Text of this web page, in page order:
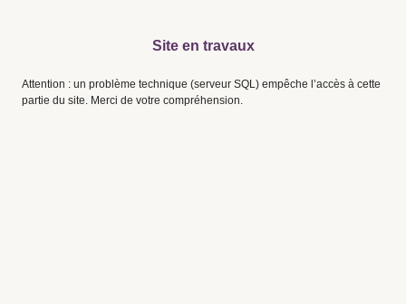
Site en travaux
Attention : un problème technique (serveur SQL) empêche l’accès à cette
partie du site. Merci de votre compréhension.